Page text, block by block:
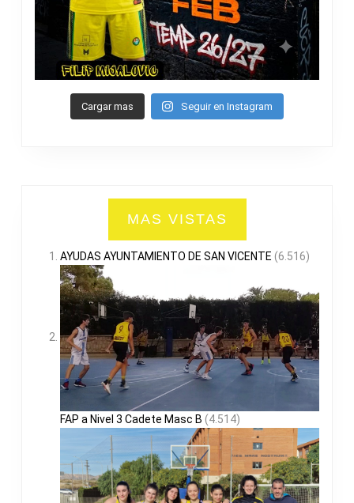
Cargar mas Seguir en Instagram
MAS VISTAS
AYUDAS AYUNTAMIENTO DE SAN VICENTE (6.516)
FAP a Nivel 3 Cadete Masc B (4.514)